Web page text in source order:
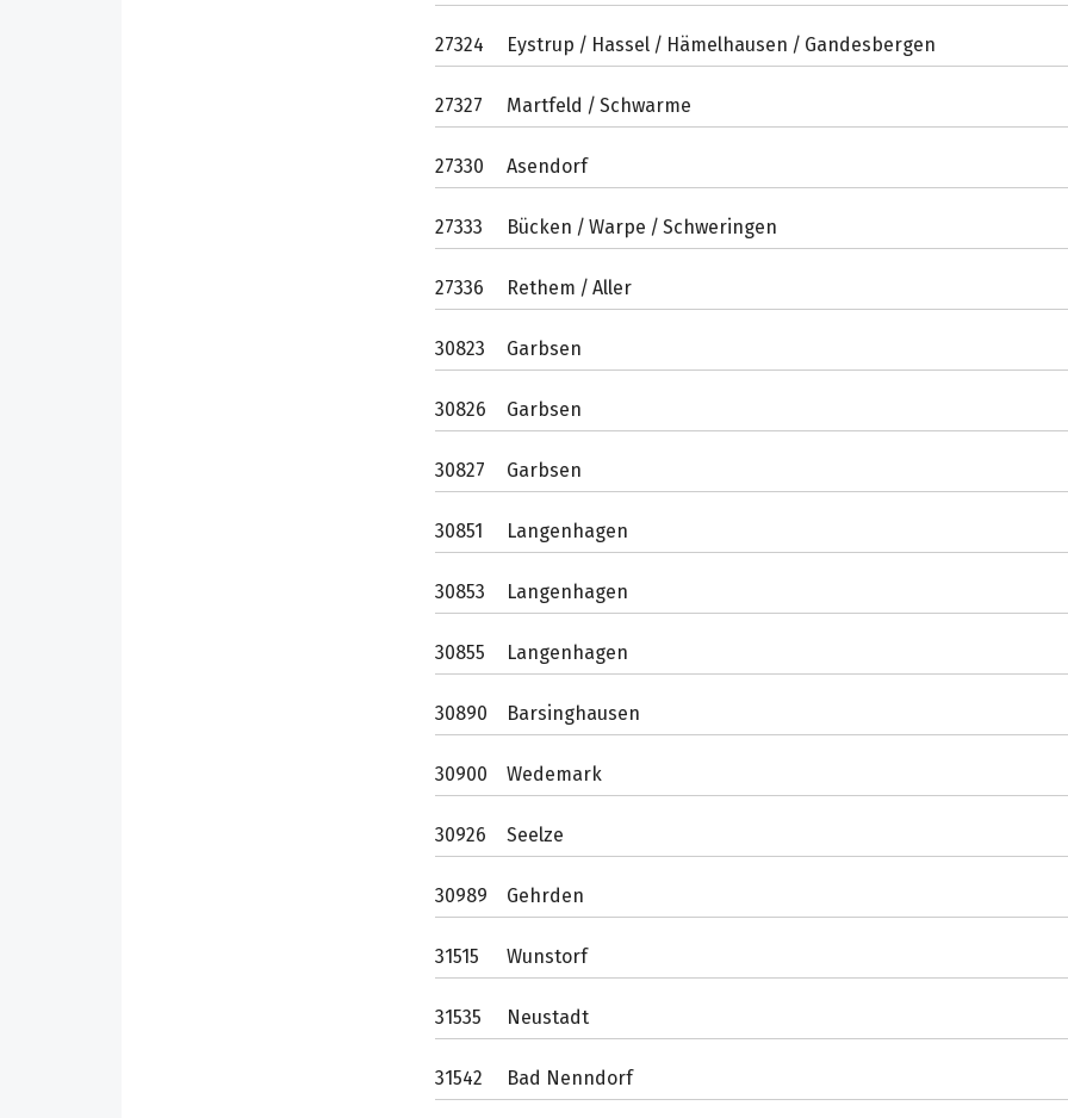
27324 Eystrup / Hassel / Hämelhausen / Gandesbergen
27327 Martfeld / Schwarme
27330 Asendorf
27333 Bücken / Warpe / Schweringen
27336 Rethem / Aller
30823 Garbsen
30826 Garbsen
30827 Garbsen
30851 Langenhagen
30853 Langenhagen
30855 Langenhagen
30890 Barsinghausen
30900 Wedemark
30926 Seelze
30989 Gehrden
31515 Wunstorf
31535 Neustadt
31542 Bad Nenndorf